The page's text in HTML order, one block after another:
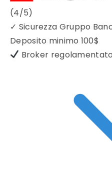
(4/5)
✓ Sicurezza Gruppo
Deposito minimo 100$
Broker regolamentato